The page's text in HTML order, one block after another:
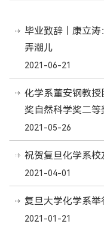
毕业致辞｜康立
弄潮儿
2021-06-21
化学系董安钢教
奖自然科学奖二等
2021-05-26
祝贺复旦化学系
2021-04-01
复旦大学化学系
2021-01-21